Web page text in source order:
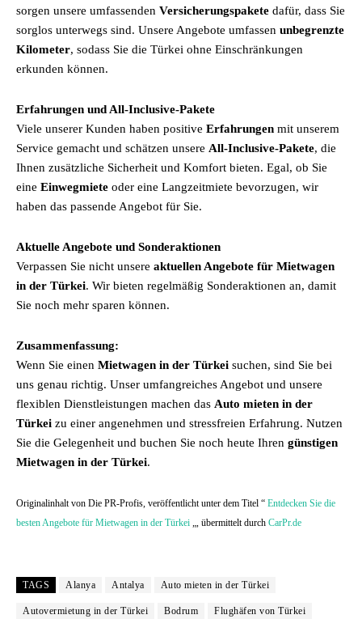
sorgen unsere umfassenden Versicherungspakete dafür, dass Sie
sorglos unterwegs sind. Unsere Angebote umfassen unbegrenzte
Kilometer, sodass Sie die Türkei ohne Einschränkungen
erkunden können.
Erfahrungen und All-Inclusive-Pakete
Viele unserer Kunden haben positive Erfahrungen mit unserem
Service gemacht und schätzen unsere All-Inclusive-Pakete, die
Ihnen zusätzliche Sicherheit und Komfort bieten. Egal, ob Sie
eine Einwegmiete oder eine Langzeitmiete bevorzugen, wir
haben das passende Angebot für Sie.
Aktuelle Angebote und Sonderaktionen
Verpassen Sie nicht unsere aktuellen Angebote für Mietwagen
in der Türkei. Wir bieten regelmäßig Sonderaktionen an, damit
Sie noch mehr sparen können.
Zusammenfassung:
Wenn Sie einen Mietwagen in der Türkei suchen, sind Sie bei
uns genau richtig. Unser umfangreiches Angebot und unsere
flexiblen Dienstleistungen machen das Auto mieten in der
Türkei zu einer angenehmen und stressfreien Erfahrung. Nutzen
Sie die Gelegenheit und buchen Sie noch heute Ihren günstigen
Mietwagen in der Türkei.
Originalinhalt von Die PR-Profis, veröffentlicht unter dem Titel “ Entdecken Sie die
besten Angebote für Mietwagen in der Türkei „, übermittelt durch CarPr.de
TAGS Alanya Antalya Auto mieten in der Türkei
Autovermietung in der Türkei Bodrum Flughäfen von Türkei